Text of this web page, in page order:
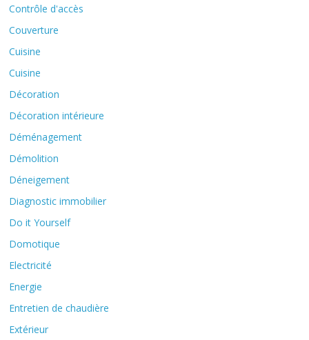
Contrôle d'accès
Couverture
Cuisine
Cuisine
Décoration
Décoration intérieure
Déménagement
Démolition
Déneigement
Diagnostic immobilier
Do it Yourself
Domotique
Electricité
Energie
Entretien de chaudière
Extérieur